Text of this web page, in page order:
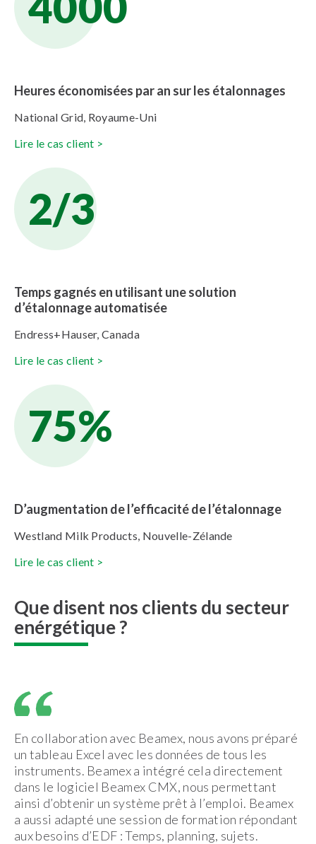
Heures économisées par an sur les étalonnages
National Grid, Royaume-Uni
Lire le cas client >
2/3
Temps gagnés en utilisant une solution
d’étalonnage automatisée
Endress+Hauser, Canada
Lire le cas client >
75%
D’augmentation de l’efficacité de l’étalonnage
Westland Milk Products, Nouvelle-Zélande
Lire le cas client >
Que disent nos clients du secteur
enérgétique ?
En collaboration avec Beamex, nous avons préparé
un tableau Excel avec les données de tous les
instruments. Beamex a intégré cela directement
dans le logiciel Beamex CMX, nous permettant
ainsi d’obtenir un système prêt à l’emploi. Beamex
a aussi adapté une session de formation répondant
aux besoins d’EDF : Temps, planning, sujets.